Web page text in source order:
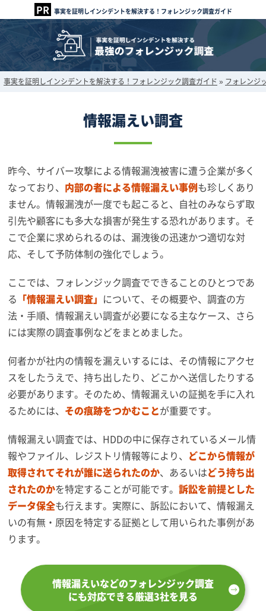
事実を証明しインシデントを解決する！フォレンジック調査ガイド
事実を証明しインシデントを解決する！フォレンジック調査ガイド » フォレンジ
情報漏えい調査
昨今、サイバー攻撃による情報漏洩被害に遭う企業が多く
なっており、 内部の者による情報漏えい事例も珍しくあり
ません。情報漏洩が一度でも起こると、自社のみならず取
引先や顧客にも多大な損害が発生する恐れがあります。そ
こで企業に求められるのは、漏洩後の迅速かつ適切な対
応、そして予防体制の強化でしょう。
ここでは、フォレンジック調査でできることのひとつであ
る 「情報漏えい調査」 について、その概要や、調査の方
法・手順、情報漏えい調査が必要になる主なケース、さら
には実際の調査事例などをまとめました。
何者かが社内の情報を漏えいするには、その情報にアクセ
スをしたうえで、持ち出したり、どこかへ送信したりする
必要があります。そのため、情報漏えいの証拠を手に入れ
るためには、 その痕跡をつかむことが重要です。
情報漏えい調査では、HDDの中に保存されているメール情
報やファイル、レジストリ情報等により、 どこから情報が
取得されてそれが誰に送られたのか、あるいはどう持ち出
されたのかを特定することが可能です。訴訟を前提とした
データ保全も行えます。実際に、訴訟において、情報漏え
いの有無・原因を特定する証拠として用いられた事例があ
ります。
情報漏えいなどのフォレンジック調査
にも対応できる厳選3社を見る